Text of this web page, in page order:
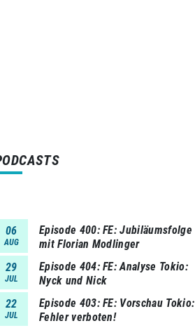
06
AUG
Episode 400 FE: Jubiläumsfolge
mit Florian Modlinger
29
JUL
Episode 404 FE: Analyse Tokio:
Nyck und Nick
22
JUL
Episode 403 FE: Vorschau Tokio:
Fehler verboten!